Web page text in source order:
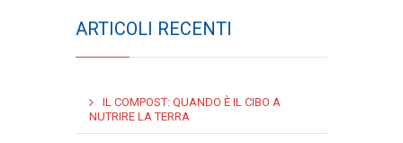
ARTICOLI RECENTI
IL COMPOST: QUANDO È IL CIBO A
NUTRIRE LA TERRA